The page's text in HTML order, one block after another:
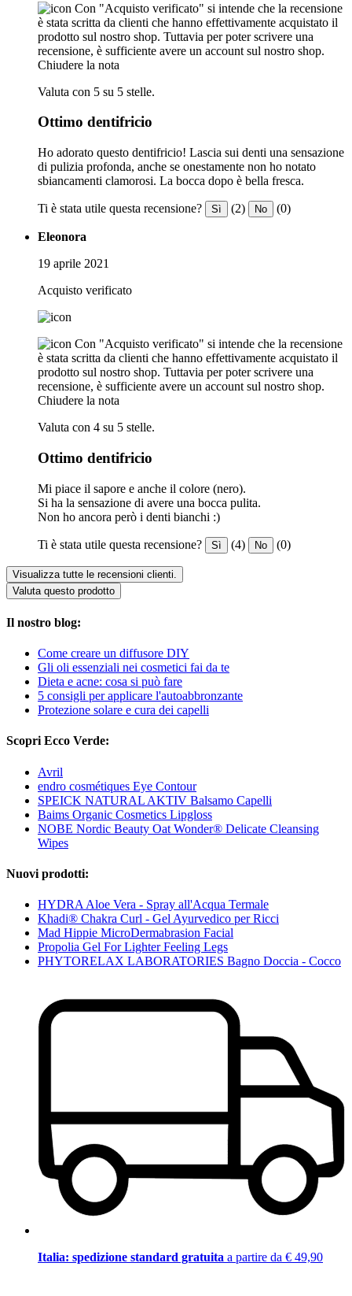
Con "Acquisto verificato" si intende che la recensione
è stata scritta da clienti che hanno effettivamente acquistato il
prodotto sul nostro shop. Tuttavia per poter scrivere una
recensione, è sufficiente avere un account sul nostro shop.
Chiudere la nota
Valuta con 5 su 5 stelle.
Ottimo dentifricio
Ho adorato questo dentifricio! Lascia sui denti una sensazione
di pulizia profonda, anche se onestamente non ho notato
sbiancamenti clamorosi. La bocca dopo è bella fresca.
Ti è stata utile questa recensione? Sì (2) No (0)
Eleonora
19 aprile 2021
Acquisto verificato
Con "Acquisto verificato" si intende che la recensione
è stata scritta da clienti che hanno effettivamente acquistato il
prodotto sul nostro shop. Tuttavia per poter scrivere una
recensione, è sufficiente avere un account sul nostro shop.
Chiudere la nota
Valuta con 4 su 5 stelle.
Ottimo dentifricio
Mi piace il sapore e anche il colore (nero).
Si ha la sensazione di avere una bocca pulita.
Non ho ancora però i denti bianchi :)
Ti è stata utile questa recensione? Sì (4) No (0)
Visualizza tutte le recensioni clienti.
Valuta questo prodotto
Il nostro blog:
Come creare un diffusore DIY
Gli oli essenziali nei cosmetici fai da te
Dieta e acne: cosa si può fare
5 consigli per applicare l'autoabbronzante
Protezione solare e cura dei capelli
Scopri Ecco Verde:
Avril
endro cosmétiques Eye Contour
SPEICK NATURAL AKTIV Balsamo Capelli
Baims Organic Cosmetics Lipgloss
NOBE Nordic Beauty Oat Wonder® Delicate Cleansing
Wipes
Nuovi prodotti:
HYDRA Aloe Vera - Spray all'Acqua Termale
Khadi® Chakra Curl - Gel Ayurvedico per Ricci
Mad Hippie MicroDermabrasion Facial
Propolia Gel For Lighter Feeling Legs
PHYTORELAX LABORATORIES Bagno Doccia - Cocco
Italia: spedizione standard gratuita a partire da € 49,90